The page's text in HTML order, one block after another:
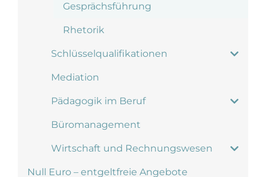
Gesprächsführung
Rhetorik
Schlüsselqualifikationen
Mediation
Pädagogik im Beruf
Büromanagement
Wirtschaft und Rechnungswesen
Null Euro – entgeltfreie Angebote